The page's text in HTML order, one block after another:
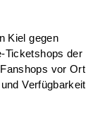
Kiel gegen
Ticketshops der
vor Ort
Verfügbarkeit